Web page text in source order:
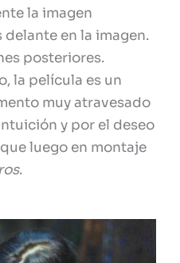
la imagen
en la imagen.
posteriores.
la película es un
muy atravesado
y por el deseo
luego en montaje
.